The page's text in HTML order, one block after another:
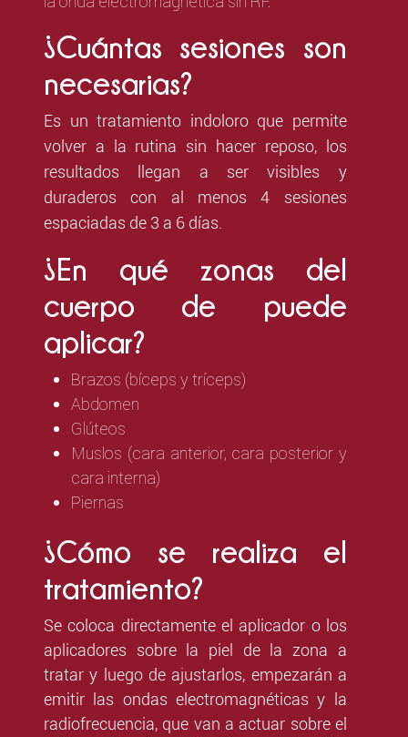
¿Cuántas sesiones son
necesarias?
Es un tratamiento indoloro que permite
volver a la rutina sin hacer reposo, los
resultados llegan a ser visibles y
duraderos con al menos 4 sesiones
espaciadas de 3 a 6 días.
¿En qué zonas del
cuerpo de puede
aplicar?
Brazos (bíceps y tríceps)
Abdomen
Glúteos
Muslos (cara anterior, cara posterior y
cara interna)
Piernas
¿Cómo se realiza el
tratamiento?
Se coloca directamente el aplicador o los
aplicadores sobre la piel de la zona a
tratar y luego de ajustarlos, empezarán a
emitir las ondas electromagnéticas y la
radiofrecuencia, que van a actuar sobre el